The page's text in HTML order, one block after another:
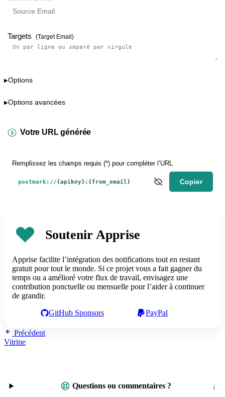
Targets (Target Email)
▶Options
▶Options avancées
Votre URL générée
Remplissez les champs requis (*) pour compléter l’URL
postmark://{apikey} : {from_email} Copier
Soutenir Apprise
Apprise facilite l’intégration des notifications tout en restant
gratuit pour tout le monde. Si ce projet vous a fait gagner du
temps ou a amélioré votre flux de travail, envisagez une
contribution ponctuelle ou mensuelle pour l’aider à continuer
de grandir.
GitHub Sponsors
PayPal
Précédent
Vitrine
Questions ou commentaires ?